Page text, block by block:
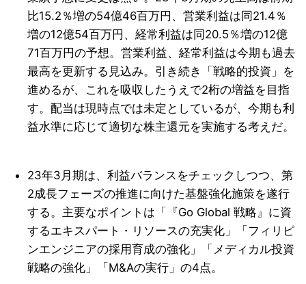
比15.2％増の54億46百万円、営業利益は同21.4％
増の12億54百万円、経常利益は同20.5％増の12億
71百万円の予想。営業利益、経常利益は今期も過去
最高を更新する見込み。引き続き「戦略的投資」を
進めるが、これを吸収したうえで2桁の増益を目指
す。配当は現時点では未定としているが、今期も利
益水準に応じて適切な株主還元を実施する考えだ。
23年3月期は、利益バランスをチェックしつつ、第
2成長フェーズの推進に向けた基盤強化施策を遂行
する。主要なポイントは「『Go Global 戦略』に資
するエキスパート・リソースの充実化」「フィリピ
ンエンジニアの採用育成の強化」「メディカル投資
戦略の強化」「M&Aの実行」の4点。